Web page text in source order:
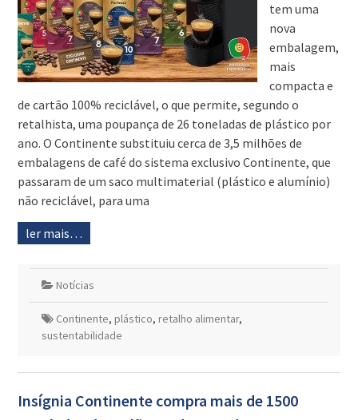
tem uma
nova
embalagem,
mais
compacta e
de cartão 100% reciclável, o que permite, segundo o
retalhista, uma poupança de 26 toneladas de plástico por
ano. O Continente substituiu cerca de 3,5 milhões de
embalagens de café do sistema exclusivo Continente, que
passaram de um saco multimaterial (plástico e alumínio)
não reciclável, para uma
ler mais…
Notícias
Continente, plástico, retalho alimentar,
sustentabilidade
Insígnia Continente compra mais de 1500